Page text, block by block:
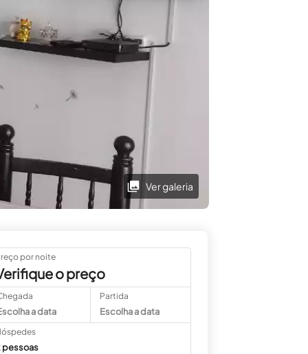
Ver galeria
por noite
o preço
a data
Partida
Escolha a data
pessoas